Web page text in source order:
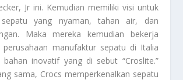
Jr ini. Kemudian memiliki visi untuk
sepatu yang nyaman, tahan air, dan
Maka mereka kemudian bekerja
perusahaan manufaktur sepatu di Italia
inovatif yang di sebut “Croslite.”
sama, Crocs memperkenalkan sepatu